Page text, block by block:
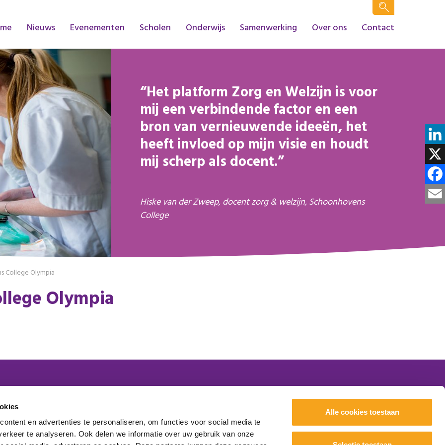
en advertenties te personaliseren, om functies voor social media te
te analyseren. Ook delen we informatie over uw gebruik van onze
Alle cookies toestaan
Nieuws Evenementen Scholen Onderwijs Samenwerking Over ons Contact
Het platform Zorg en Welzijn is voor
mij een verbindende factor en een
bron van vernieuwende ideeën, het
heeft invloed op mijn visie en houdt
mij scherp als docent.
Hiske van der Zweep, docent zorg & welzijn, Schoonhovens
College
College Olympia
Olympia
lid van het platform
nieuwsbrief maakt onderdeel uit van
Scholen
X